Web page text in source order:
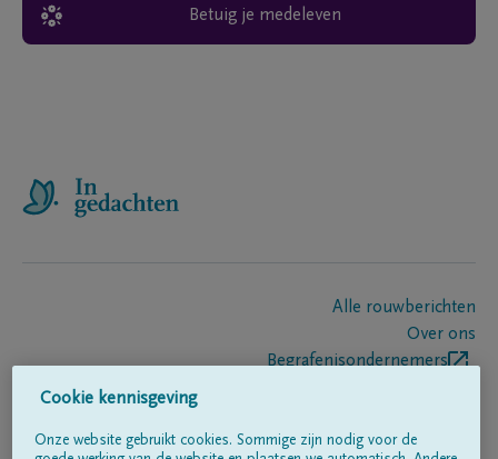
Betuig je medeleven
Alle rouwberichten
Over ons
Begrafenisondernemers
Cookie kennisgeving
Onze website gebruikt cookies. Sommige zijn nodig voor de